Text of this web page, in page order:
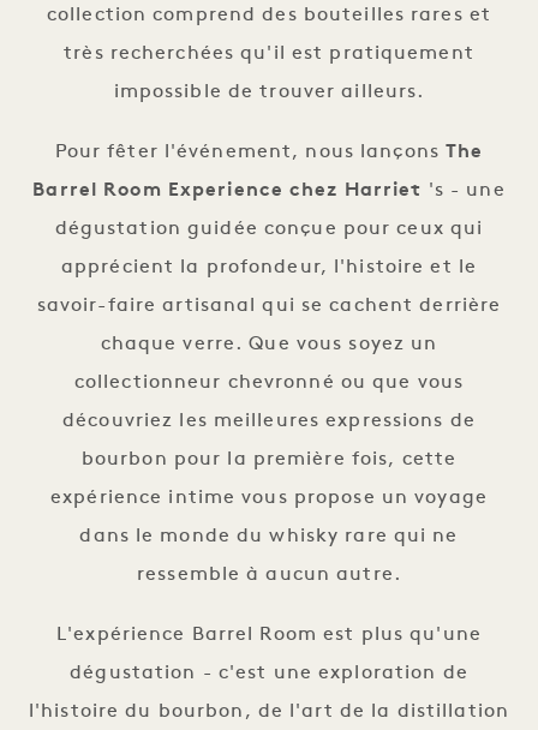
collection comprend des bouteilles rares et
très recherchées qu'il est pratiquement
impossible de trouver ailleurs.
Pour fêter l'événement, nous lançonsThe
Barrel Room Experience chez Harriet 's - une
dégustation guidée conçue pour ceux qui
apprécient la profondeur, l'histoire et le
savoir-faire artisanal qui se cachent derrière
chaque verre. Que vous soyez un
collectionneur chevronné ou que vous
découvriez les meilleures expressions de
bourbon pour la première fois, cette
expérience intime vous propose un voyage
dans le monde du whisky rare qui ne
ressemble à aucun autre.
L'expérience Barrel Room est plus qu'une
dégustation - c'est une exploration de
l'histoire du bourbon, de l'art de la distillation